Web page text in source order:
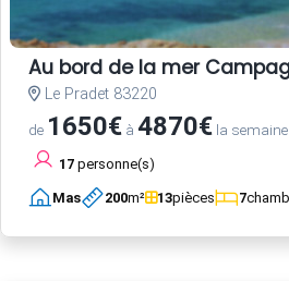
Au bord de la mer
Le Pradet 83220
de 1650€ à 4870€ la semaine
17 personne(s)
Mas 200m² 13pièces 7